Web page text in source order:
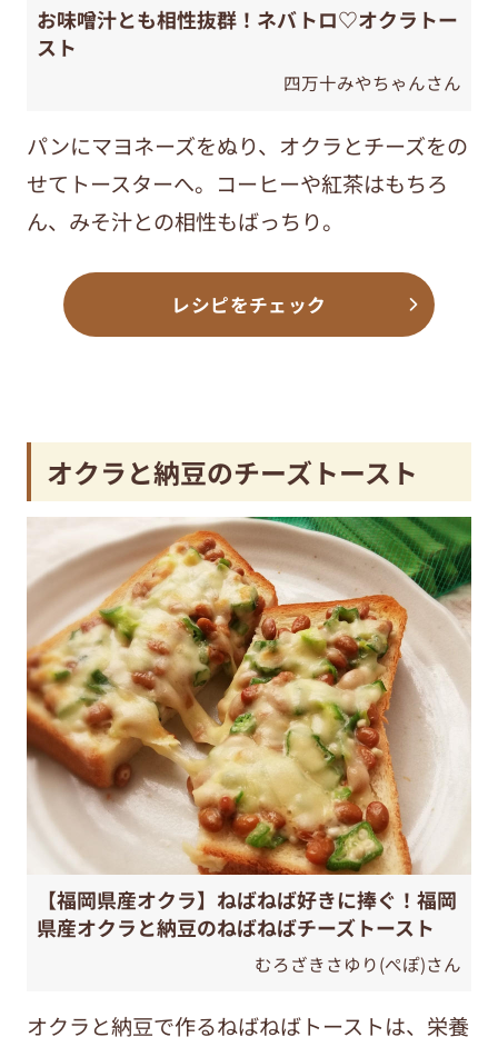
お味噌汁とも相性抜群！ネバトロ♡オクラトー
スト
四万十みやちゃんさん
パンにマヨネーズをぬり、オクラとチーズをの
せてトースターへ。コーヒーや紅茶はもちろ
ん、みそ汁との相性もばっちり。
レシピをチェック
オクラと納豆のチーズトースト
【福岡県産オクラ】ねばねば好きに捧ぐ！福岡
県産オクラと納豆のねばねばチーズトースト
むろざきさゆり(ぺぽ)さん
オクラと納豆で作るねばねばトーストは、栄養